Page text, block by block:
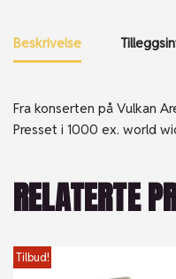
Beskrivelse
Fra konserten på Vulkan
Presset i 1000 ex. world
RELATERTE
Tilbud!